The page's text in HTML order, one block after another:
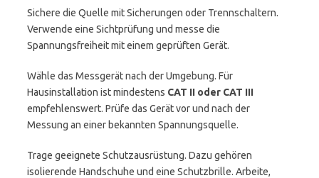
Sichere die Quelle mit Sicherungen oder Trennschaltern.
Verwende eine Sichtprüfung und messe die
Spannungsfreiheit mit einem geprüften Gerät.
Wähle das Messgerät nach der Umgebung. Für
Hausinstallation ist mindestens CAT II oder CAT III
empfehlenswert. Prüfe das Gerät vor und nach der
Messung an einer bekannten Spannungsquelle.
Trage geeignete Schutzausrüstung. Dazu gehören
isolierende Handschuhe und eine Schutzbrille. Arbeite,